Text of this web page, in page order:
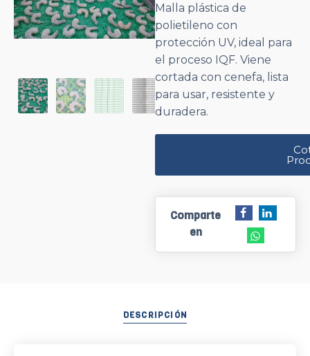
Malla plástica de
polietileno con
protección UV, ideal para
el proceso IQF. Viene
cortada con cenefa, lista
para usar, resistente y
duradera.
Comparte
en
DESCRIPCIÓN